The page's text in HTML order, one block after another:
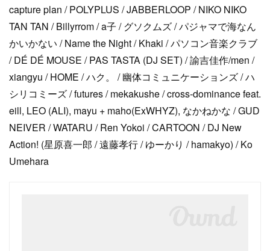
capture plan / POLYPLUS / JABBERLOOP / NIKO NIKO
TAN TAN / Billyrrom / a子 / グソクムズ / パジャマで海なん
かいかない / Name the Night / Khaki / パソコン音楽クラブ
/ DÉ DÉ MOUSE / PAS TASTA (DJ SET) / 諭吉佳作/men /
xiangyu / HOME / ハク。 / 幽体コミュニケーションズ / ハ
シリコミーズ / futures / mekakushe / cross-dominance feat.
eill, LEO (ALI), mayu + maho(ExWHYZ), なかねかな / GUD
NEIVER / WATARU / Ren Yokoi / CARTOON / DJ New
Action! (星原喜一郎 / 遠藤孝行 / ゆーかり / hamakyo) / Ko
Umehara